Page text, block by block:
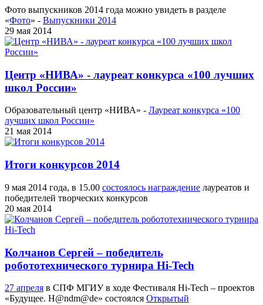
Фото выпускников 2014 года можно увидеть в разделе
«Фото» - Выпускники 2014
29 мая 2014
Центр «НИВА» - лауреат конкурса «100 лучших
школ России»
Образовательный центр «НИВА» - Лауреат конкурса «100
лучших школ России»
21 мая 2014
Итоги конкурсов 2014
9 мая 2014 года, в 15.00 состоялось награждение лауреатов и
победителей творческих конкурсов
20 мая 2014
Колчанов Сергей – победитель
робототехнического турнира Hi-Tech
27 апреля в СПФ МГИУ в ходе Фестиваля Hi-Tech – проектов
«Будущее. H@ndm@de» состоялся Открытый